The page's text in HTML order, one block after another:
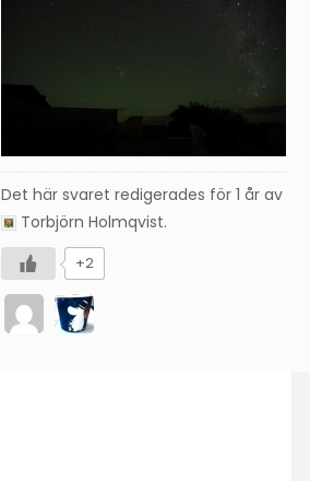
Det här svaret redigerades för 1 år av
Torbjörn Holmqvist.
+2